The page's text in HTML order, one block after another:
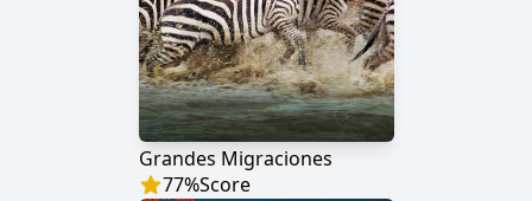
Grandes Migraciones
77%Score